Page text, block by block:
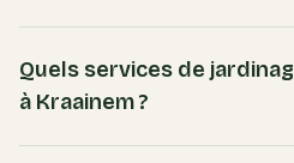
Quels services de
à Kraainem ?